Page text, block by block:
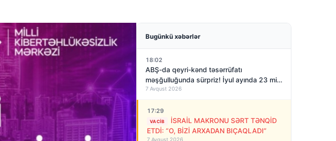
Bugünkü xəbərlər
18:02
ABŞ-da qeyri-kənd təsərrüfatı
məşğulluğunda sürpriz! İyul ayında 23 min
iş yeri azalıb
7 Avqust 2026
17:29
VACIB
İSRAİL MAKRONU SƏRT TƏNQİD
ETDİ: “O, BİZİ ARXADAN BIÇAQLADI”
7 Avqust 2026